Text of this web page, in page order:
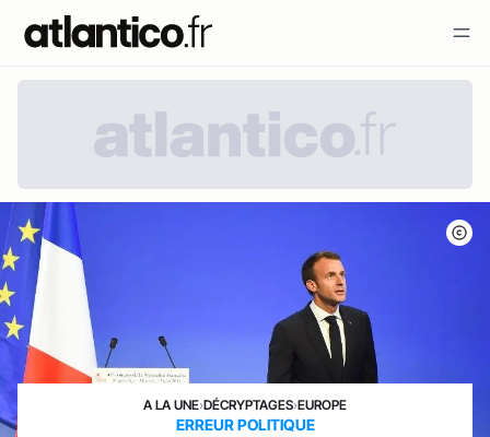
A LA UNE›DÉCRYPTAGES›EUROPE
ERREUR POLITIQUE